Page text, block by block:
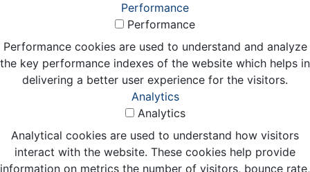
Performance
Performance
Performance cookies are used to understand and analyze
the key performance indexes of the website which helps in
delivering a better user experience for the visitors.
Analytics
Analytics
Analytical cookies are used to understand how visitors
interact with the website. These cookies help provide
information on metrics the number of visitors, bounce rate,